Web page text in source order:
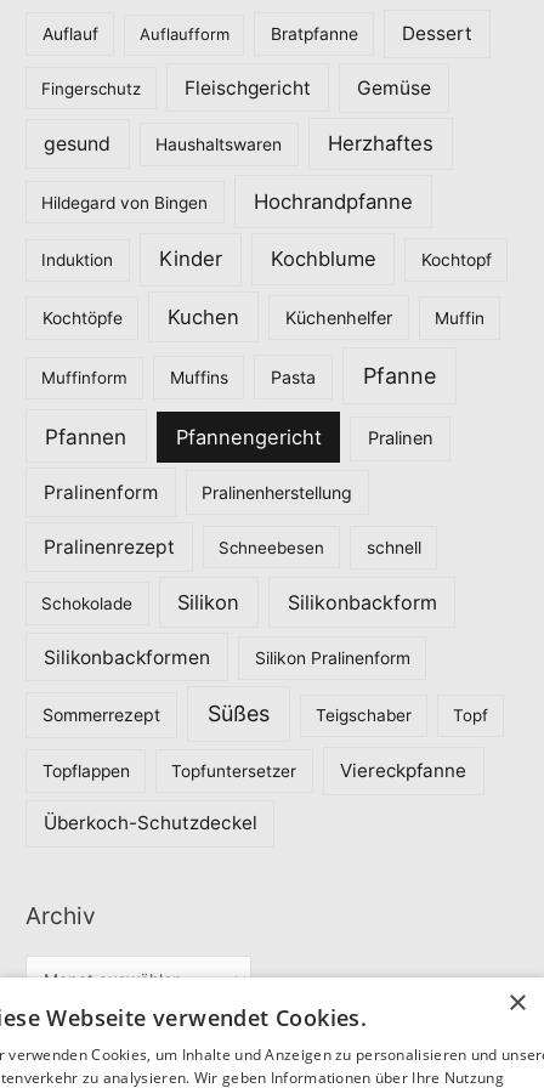
Auflauf Auflaufform Bratpfanne Dessert
Fingerschutz Fleischgericht Gemüse
gesund Haushaltswaren Herzhaftes
Hildegard von Bingen Hochrandpfanne
Induktion Kinder Kochblume Kochtopf
Kochtöpfe Kuchen Küchenhelfer Muffin
Muffinform Muffins Pasta Pfanne
Pfannen Pfannengericht Pralinen
Pralinenform Pralinenherstellung
Pralinenrezept Schneebesen schnell
Schokolade Silikon Silikonbackform
Silikonbackformen Silikon Pralinenform
Sommerrezept Süßes Teigschaber Topf
Topflappen Topfuntersetzer Viereckpfanne
Überkoch-Schutzdeckel
Archiv
Partner
×
Webseite verwendet Cookies.
verwenden Cookies, um Inhalte und Anzeigen zu personalisieren und
zu analysieren. Wir geben Informationen über Ihre Nutzung